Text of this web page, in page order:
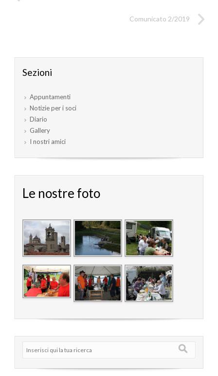
Comunicato 2/2019
Sezioni
Appuntamenti
Notizie per i soci
Diario
Gallery
I nostri amici
Le nostre foto